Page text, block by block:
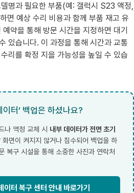
명과 필요한 부품(예: 갤럭시 S23 액정,
면 예상 수리 비용과 함께 부품 재고 유
약을 통해 방문 시간을 지정하면 대기
있습니다. 이 과정을 통해 시간과 교통
리를 확정 지을 가능성을 높일 수 있습
터’ 백업은 하셨나요?
나 액정 교체 시 내부 데이터가 전면 초기
면이 켜지지 않거나 침수되어 백업을 하
복구 시설을 통해 소중한 사진과 연락처
터 복구 센터 안내 바로가기